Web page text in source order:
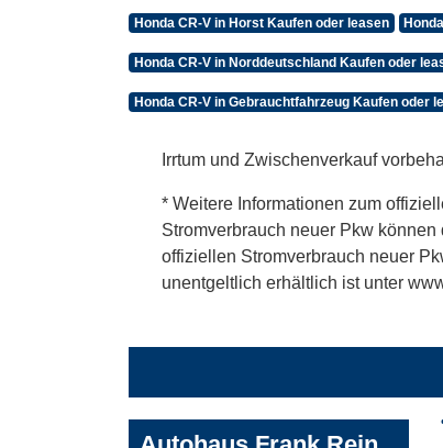
Honda CR-V in Horst Kaufen oder leasen
Honda CR-V in Norddeutschland Kaufen oder
Honda CR-V in Gebrauchtfahrzeug Kaufen oder
Irrtum und Zwischenverkauf
* Weitere Informationen zum
Stromverbrauch neuer Pkw
offiziellen Stromverbrauch neuer
unentgeltlich erhältlich ist unter